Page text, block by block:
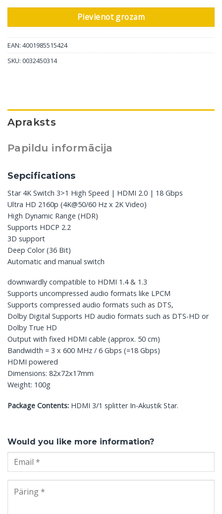
Pievienot grozam
EAN: 4001985515424
SKU: 0032450314
Apraksts
Papildu informācija
Sepcifications
Star 4K Switch 3>1 High Speed | HDMI 2.0 | 18 Gbps
Ultra HD 2160p (4K@50/60 Hz x 2K Video)
High Dynamic Range (HDR)
Supports HDCP 2.2
3D support
Deep Color (36 Bit)
Automatic and manual switch
downwardly compatible to HDMI 1.4 & 1.3
Supports uncompressed audio formats like LPCM
Supports compressed audio formats such as DTS,
Dolby Digital Supports HD audio formats such as DTS-HD or
Dolby True HD
Output with fixed HDMI cable (approx. 50 cm)
Bandwidth = 3 x 600 MHz / 6 Gbps (=18 Gbps)
HDMI powered
Dimensions: 82x72x17mm
Weight: 100g
Package Contents: HDMI 3/1 splitter In-Akustik Star.
Would you like more information?